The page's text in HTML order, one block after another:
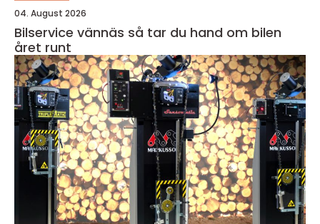
04. August 2026
Bilservice vännäs så tar du hand om bilen
året runt